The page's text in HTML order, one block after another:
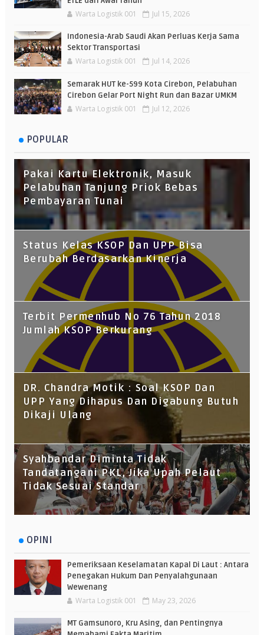
Warta Logistik 001 Jul 15, 2026
Indonesia-Arab Saudi Akan Perluas Kerja Sama
Sektor Transportasi
Warta Logistik 001 Jul 14, 2026
Semarak HUT ke-599 Kota Cirebon, Pelabuhan
Cirebon Gelar Port Night Run dan Bazar UMKM
Warta Logistik 001 Jul 12, 2026
POPULAR
Pakai Kartu Elektronik, Masuk
Pelabuhan Tanjung Priok Bebas
Pembayaran Tunai
Status Kelas KSOP Dan UPP Bisa
Berubah Berdasarkan Kinerja
Terbit Permenhub No 76 Tahun 2018
Jumlah KSOP Berkurang
DR. Chandra Motik : Soal KSOP Dan
UPP Yang Dihapus Dan Digabung Butuh
Dikaji Ulang
Syahbandar Diminta Tidak
Tandatangani PKL, Jika Upah Pelaut
Tidak Sesuai Standar
OPINI
Pemeriksaan Keselamatan Kapal Di Laut : Antara
Penegakan Hukum Dan Penyalahgunaan
Wewenang
Warta Logistik 001 May 23, 2026
MT Gamsunoro, Kru Asing, dan Pentingnya